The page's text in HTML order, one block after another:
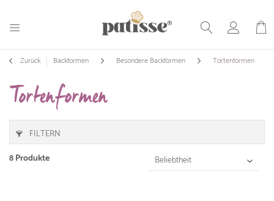
Zurück Backformen Besondere Backformen Tortenformen
Tortenformen
FILTERN
8 Produkte